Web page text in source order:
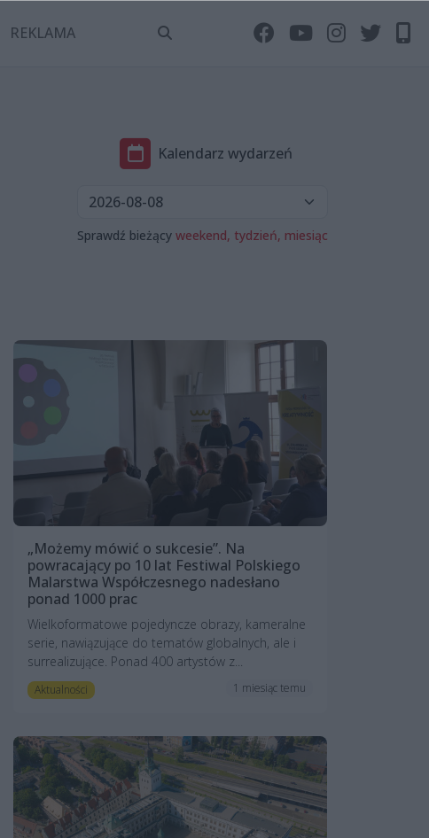
REKLAMA
Kalendarz wydarzeń
Sprawdź bieżący weekend, tydzień, miesiąc
„Możemy mówić o sukcesie”. Na
powracający po 10 lat Festiwal Polskiego
Malarstwa Współczesnego nadesłano
ponad 1000 prac
Wielkoformatowe pojedyncze obrazy, kameralne
serie, nawiązujące do tematów globalnych, ale i
surrealizujące. Ponad 400 artystów z...
Aktualności 1 miesiąc temu